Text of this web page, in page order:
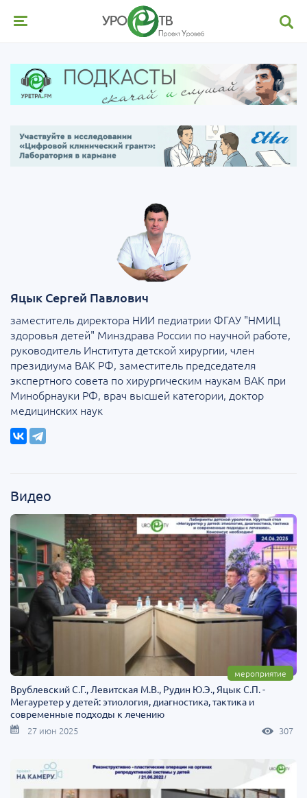
Яцык Сергей Павлович
заместитель директора НИИ педиатрии ФГАУ "НМИЦ
здоровья детей" Минздрава России по научной работе,
руководитель Института детской хирургии, член
президиума ВАК РФ, заместитель председателя
экспертного совета по хирургическим наукам ВАК при
Минобрнауки РФ, врач высшей категории, доктор
медицинских наук
Видео
мероприятие
Врублевский С.Г., Левитская М.В., Рудин Ю.Э., Яцык С.П. -
Мегауретер у детей: этиология, диагностика, тактика и
современные подходы к лечению
27 июн 2025 307